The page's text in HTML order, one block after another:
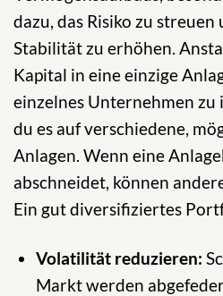
dazu, das Risiko zu
Stabilität zu erhöhen.
Kapital in eine einzige
einzelnes Unternehmen
du es auf verschiedene,
Anlagen. Wenn eine
abschneidet, können
Ein gut diversifiziertes
Volatilität reduzieren:
Markt werden